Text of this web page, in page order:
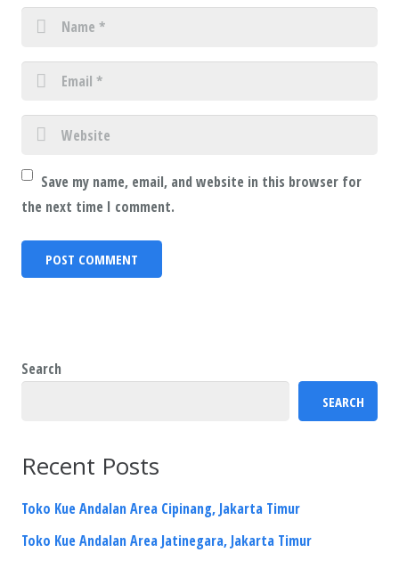
Save my name, email, and website in this browser for
the next time I comment.
Search
SEARCH
Recent Posts
Toko Kue Andalan Area Cipinang, Jakarta Timur
Toko Kue Andalan Area Jatinegara, Jakarta Timur